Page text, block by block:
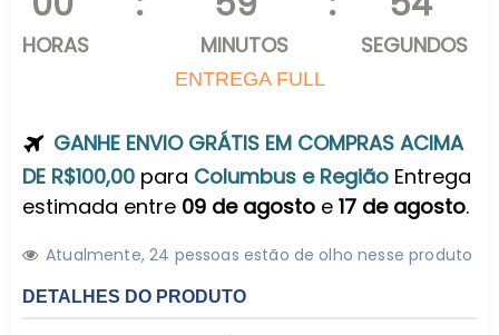
HORAS MINUTOS SEGUNDOS
ENTREGA FULL
GANHE ENVIO GRÁTIS EM COMPRAS ACIMA
DE R$100,00 para Columbus e Região Entrega
estimada entre 09 de agosto e 17 de agosto.
Atualmente,24 pessoas estão de olho nesse produto
DETALHES DO PRODUTO